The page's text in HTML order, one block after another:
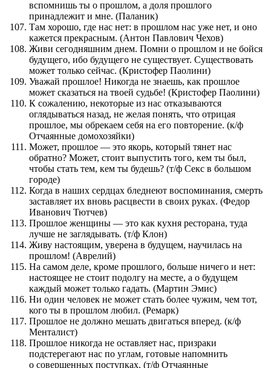
вспомнишь ты о прошлом, а доля прошлого
принадлежит и мне. (Паланик)
Там хорошо, где нас нет: в прошлом нас уже нет, и оно
кажется прекрасным. (Антон Павлович Чехов)
Живи сегодняшним днем. Помни о прошлом и не бойся
будущего, ибо будущего не существует. Существовать
может только сейчас. (Кристофер Паолини)
Уважай прошлое! Никогда не знаешь, как прошлое
может сказаться на твоей судьбе! (Кристофер Паолини)
К сожалению, некоторые из нас отказываются
оглядываться назад, не желая понять, что отрицая
прошлое, мы обрекаем себя на его повторение. (к/ф
Отчаянные домохозяйки)
Может, прошлое — это якорь, который тянет нас
обратно? Может, стоит выпустить того, кем ты был,
чтобы стать тем, кем ты будешь? (т/ф Секс в большом
городе)
Когда в наших сердцах бледнеют воспоминания, смерть
заставляет их вновь расцвести в своих руках. (Федор
Иванович Тютчев)
Прошлое женщины — это как кухня ресторана, туда
лучше не заглядывать. (т/ф Клон)
Живу настоящим, уверена в будущем, научилась на
прошлом! (Аврелий)
На самом деле, кроме прошлого, больше ничего и нет:
настоящее не стоит подолгу на месте, а о будущем
каждый может только гадать. (Мартин Эмис)
Ни один человек не может стать более чужим, чем тот,
кого ты в прошлом любил. (Ремарк)
Прошлое не должно мешать двигаться вперед. (к/ф
Менталист)
Прошлое никогда не оставляет нас, призраки
подстерегают нас по углам, готовые напомнить
о совершенных поступках. (т/ф Отчаянные